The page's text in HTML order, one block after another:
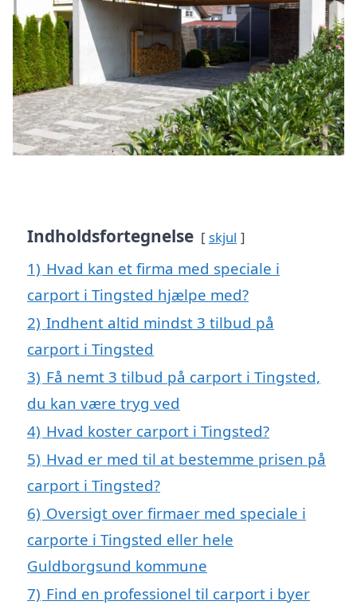
Indholdsfortegnelse skjul
1) Hvad kan et firma med speciale i
carport i Tingsted hjælpe med?
2) Indhent altid mindst 3 tilbud på
carport i Tingsted
3) Få nemt 3 tilbud på carport i Tingsted,
du kan være tryg ved
4) Hvad koster carport i Tingsted?
5) Hvad er med til at bestemme prisen på
carport i Tingsted?
6) Oversigt over firmaer med speciale i
carporte i Tingsted eller hele
Guldborgsund kommune
7) Find en professionel til carport i byer